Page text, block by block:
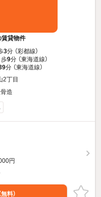
貸物件
3分 （彩都線）
歩9分 （東海道線）
分 （東海道線）
2丁目
造
円
無料）